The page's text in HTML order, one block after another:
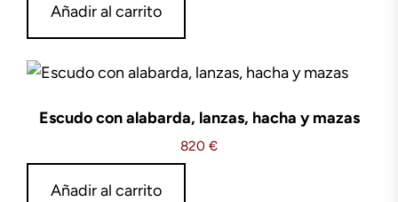
Añadir al carrito
Escudo con alabarda, lanzas, hacha y mazas
820 €
Añadir al carrito